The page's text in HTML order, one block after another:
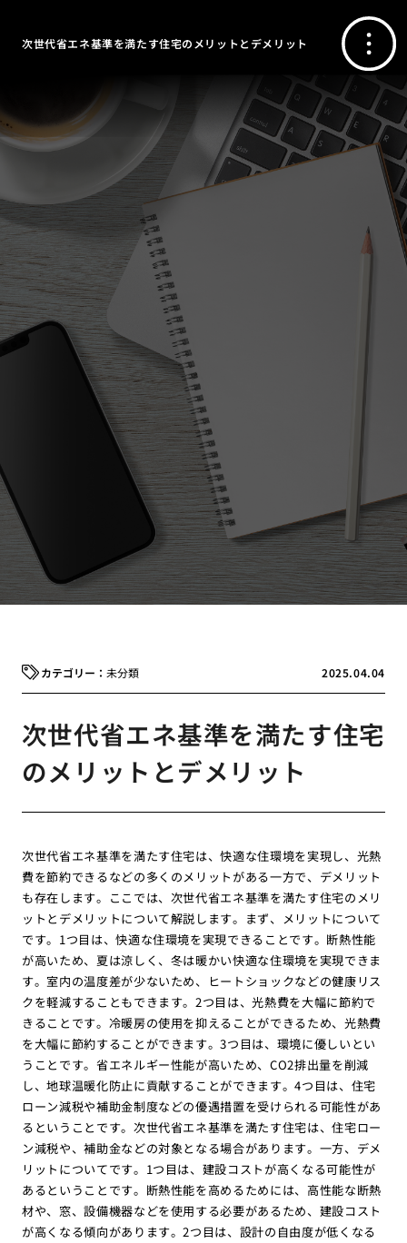
次世代省エネ基準を満たす住宅のメリットとデメリット
2025.04.04
未分類
次世代省エネ基準を満たす住宅
のメリットとデメリット
次世代省エネ基準を満たす住宅は、快適な住環境を実現し、光熱
費を節約できるなどの多くのメリットがある一方で、デメリット
も存在します。ここでは、次世代省エネ基準を満たす住宅のメリ
ットとデメリットについて解説します。まず、メリットについて
です。1つ目は、快適な住環境を実現できることです。断熱性能
が高いため、夏は涼しく、冬は暖かい快適な住環境を実現できま
す。室内の温度差が少ないため、ヒートショックなどの健康リス
クを軽減することもできます。2つ目は、光熱費を大幅に節約で
きることです。冷暖房の使用を抑えることができるため、光熱費
を大幅に節約することができます。3つ目は、環境に優しいとい
うことです。省エネルギー性能が高いため、CO2排出量を削減
し、地球温暖化防止に貢献することができます。4つ目は、住宅
ローン減税や補助金制度などの優遇措置を受けられる可能性があ
るということです。次世代省エネ基準を満たす住宅は、住宅ロー
ン減税や、補助金などの対象となる場合があります。一方、デメ
リットについてです。1つ目は、建設コストが高くなる可能性が
あるということです。断熱性能を高めるためには、高性能な断熱
材や、窓、設備機器などを使用する必要があるため、建設コスト
が高くなる傾向があります。2つ目は、設計の自由度が低くなる